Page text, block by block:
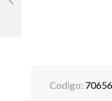
Codigo: 70656